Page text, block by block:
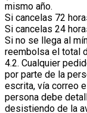
mismo año.
Si cancelas 72
Si cancelas 24
Si no se llega al
reembolsa el total
4.2. Cualquier
por parte de la
escrita, vía correo
persona debe
desistiendo de la